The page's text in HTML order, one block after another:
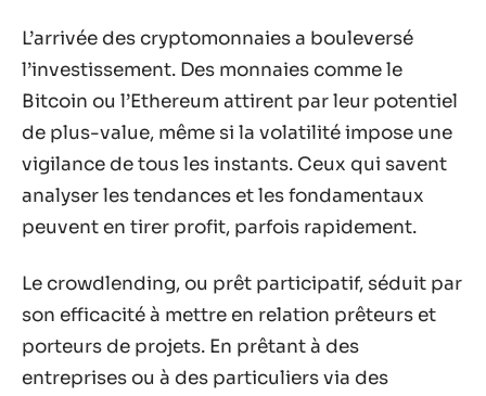
L’arrivée des cryptomonnaies a bouleversé
l’investissement. Des monnaies comme le
Bitcoin ou l’Ethereum attirent par leur potentiel
de plus-value, même si la volatilité impose une
vigilance de tous les instants. Ceux qui savent
analyser les tendances et les fondamentaux
peuvent en tirer profit, parfois rapidement.
Le crowdlending, ou prêt participatif, séduit par
son efficacité à mettre en relation prêteurs et
porteurs de projets. En prêtant à des
entreprises ou à des particuliers via des